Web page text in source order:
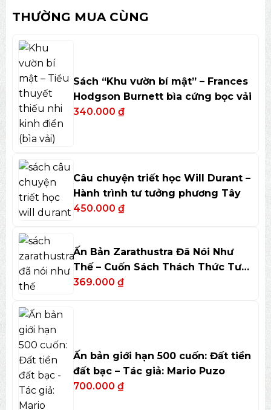
THƯỜNG MUA CÙNG
Sách “Khu vườn bí mật” – Frances
Hodgson Burnett bìa cứng bọc vải
340.000 ₫
Câu chuyện triết học Will Durant –
Hành trình tư tưởng phương Tây
450.000 ₫
Ấn Bản Zarathustra Đã Nói Như
Thế – Cuốn Sách Thách Thức Tư
Duy
369.000 ₫
Ấn bản giới hạn 500 cuốn: Đất tiền
đất bạc – Tác giả: Mario Puzo
700.000 ₫